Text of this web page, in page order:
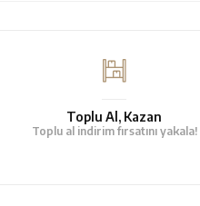
Toplu Al, Kazan
Toplu al indirim fırsatını yakala!